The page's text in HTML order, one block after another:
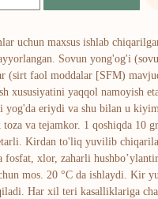
uchun maxsus ishlab
Sovun yong'og'i
(sirt faol moddalar [SFM)
xususiyatini yaqqol namoyish
yog'da eriydi va shu bilan u
va tejamkor. 1 qoshiqda 10
Kirdan to'liq yuvilib
fosfat, xlor, zaharli
mos. 20 °C da ishlaydi. Kir
Har xil teri kasalliklariga